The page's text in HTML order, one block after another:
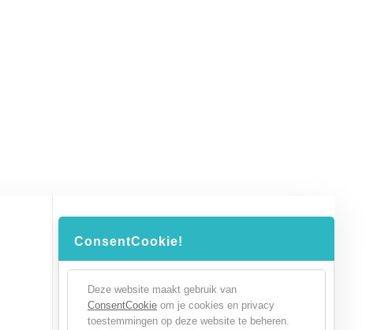
ConsentCookie!
Deze website maakt gebruik van
ConsentCookie om je cookies en privacy
toestemmingen op deze website te beheren.